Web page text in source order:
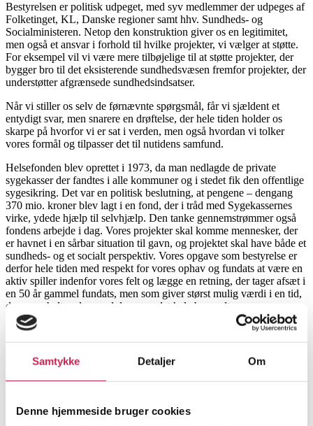
Samtykke Detaljer Om
Denne hjemmeside bruger cookies
Bestyrelsen er politisk udpeget, med syv medlemmer der udpeges af
Folketinget, KL, Danske regioner samt hhv. Sundheds- og
Socialministeren. Netop den konstruktion giver os en legitimitet,
men også et ansvar i forhold til hvilke projekter, vi vælger at støtte.
For eksempel vil vi være mere tilbøjelige til at støtte projekter, der
bygger bro til det eksisterende sundhedsvæsen fremfor projekter, der
understøtter afgrænsede sundhedsindsatser.
Når vi stiller os selv de førnævnte spørgsmål, får vi sjældent et
entydigt svar, men snarere en drøftelse, der hele tiden holder os
skarpe på hvorfor vi er sat i verden, men også hvordan vi tolker
vores formål og tilpasser det til nutidens samfund.
Helsefonden blev oprettet i 1973, da man nedlagde de private
sygekasser der fandtes i alle kommuner og i stedet fik den offentlige
sygesikring. Det var en politisk beslutning, at pengene – dengang
370 mio. kroner blev lagt i en fond, der i tråd med Sygekassernes
virke, ydede hjælp til selvhjælp. Den tanke gennemstrømmer også
fondens arbejde i dag. Vores projekter skal komme mennesker, der
er havnet i en sårbar situation til gavn, og projektet skal have både et
sundheds- og et socialt perspektiv. Vores opgave som bestyrelse er
derfor hele tiden med respekt for vores ophav og fundats at være en
aktiv spiller indenfor vores felt og lægge en retning, der tager afsæt i
en 50 år gammel fundats, men som giver størst mulig værdi i en tid,
der er en helt anden, end dengang det hele begyndte.